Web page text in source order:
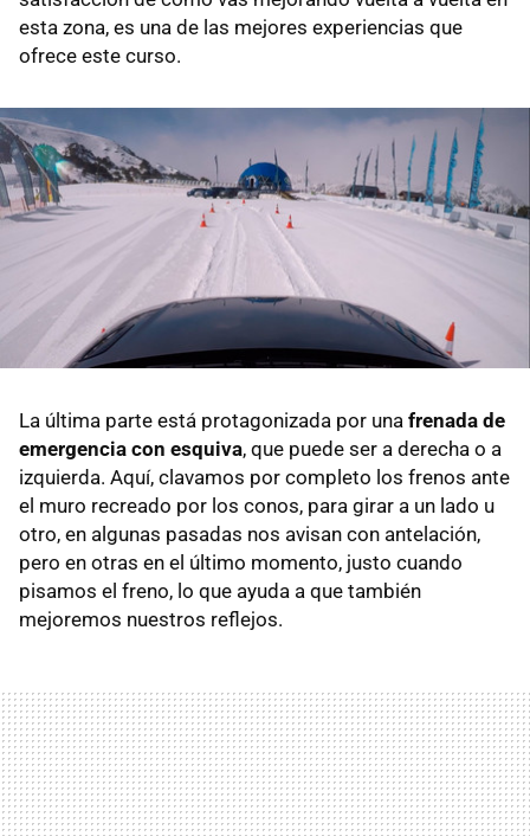
esta zona, es una de las mejores experiencias que
ofrece este curso.
La última parte está protagonizada por una frenada de
emergencia con esquiva, que puede ser a derecha o a
izquierda. Aquí, clavamos por completo los frenos ante
el muro recreado por los conos, para girar a un lado u
otro, en algunas pasadas nos avisan con antelación,
pero en otras en el último momento, justo cuando
pisamos el freno, lo que ayuda a que también
mejoremos nuestros reflejos.